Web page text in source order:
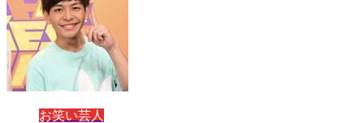
お笑い芸人